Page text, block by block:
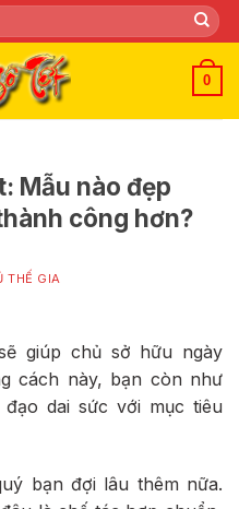
0
Mẫu nào đẹp
công hơn?
THẾ GIA
giúp chủ sở hữu ngày
cách này, bạn còn như
dai sức với mục tiêu
bạn đợi lâu thêm nữa.